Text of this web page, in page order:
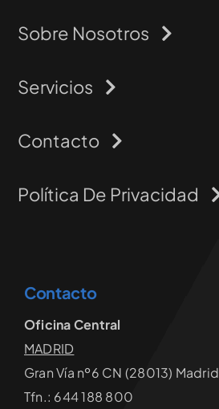
Sobre Nosotros
Servicios
Contacto
Política De Privacidad
Contacto
Oficina Central
MADRID
Gran Vía nº6 CN (28013) Madrid
Tfn.: 644 188 800